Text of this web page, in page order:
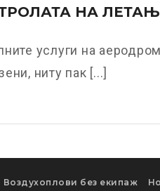
НА
услуги на
ниту пак [...]
Воздухоплови без екипаж